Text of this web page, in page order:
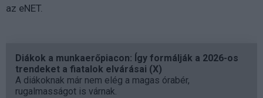
az eNET.
Diákok a munkaerőpiacon: Így formálják a 2026-os
trendeket a fiatalok elvárásai (X)
A diákoknak már nem elég a magas órabér,
rugalmasságot is várnak.